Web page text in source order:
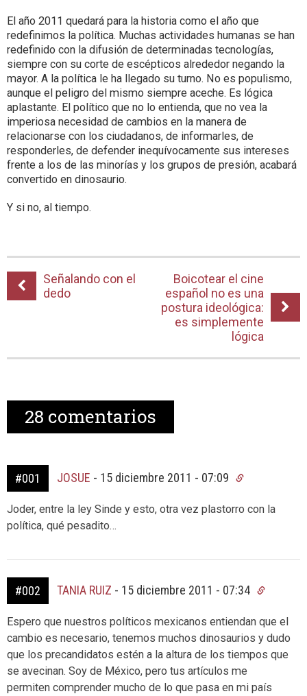
El año 2011 quedará para la historia como el año que
redefinimos la política. Muchas actividades humanas se han
redefinido con la difusión de determinadas tecnologías,
siempre con su corte de escépticos alrededor negando la
mayor. A la política le ha llegado su turno. No es populismo,
aunque el peligro del mismo siempre aceche. Es lógica
aplastante. El político que no lo entienda, que no vea la
imperiosa necesidad de cambios en la manera de
relacionarse con los ciudadanos, de informarles, de
responderles, de defender inequívocamente sus intereses
frente a los de las minorías y los grupos de presión, acabará
convertido en dinosaurio.
Y si no, al tiempo.
Señalando con el
dedo
Boicotear el cine
español no es una
postura ideológica:
es simplemente
lógica
28 comentarios
#001 JOSUE - 15 diciembre 2011 - 07:09
Joder, entre la ley Sinde y esto, otra vez plastorro con la
política, qué pesadito…
#002 TANIA RUIZ - 15 diciembre 2011 - 07:34
Espero que nuestros políticos mexicanos entiendan que el
cambio es necesario, tenemos muchos dinosaurios y dudo
que los precandidatos estén a la altura de los tiempos que
se avecinan. Soy de México, pero tus artículos me
permiten comprender mucho de lo que pasa en mi país